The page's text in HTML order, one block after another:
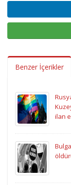
Benzer İçerikler
ilan